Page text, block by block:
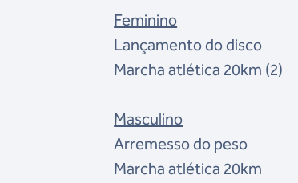
Feminino
Lançamento do disco
Marcha atlética 20km (2)
Masculino
Arremesso do peso
Marcha atlética 20km